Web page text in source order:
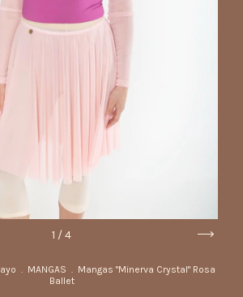
1 /4
MANGAS
Mangas "Minerva Crystal" Rosa
Ballet